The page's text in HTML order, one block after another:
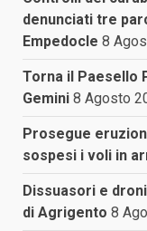
denunciati tre
Empedocle 8
Torna il Paesello
Gemini 8 Agosto
Prosegue
sospesi i voli in
Dissuasori e
di Agrigento 8